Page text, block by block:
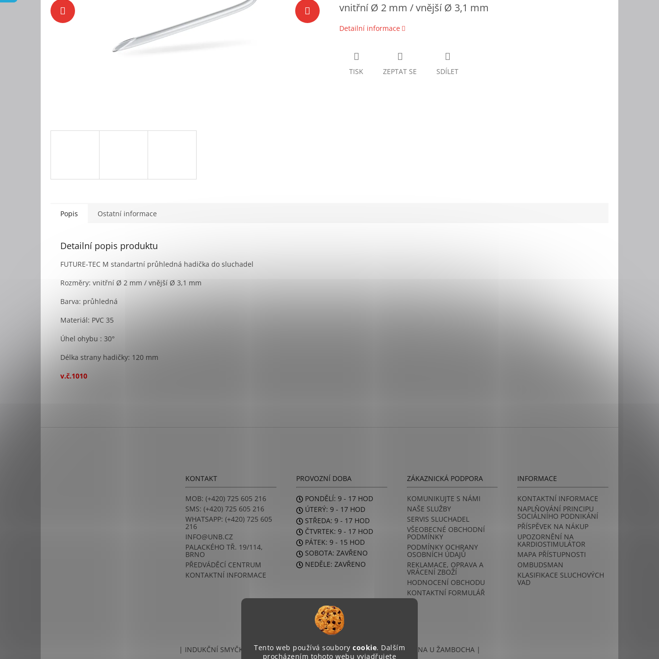
Tento web používá soubory cookie. Dalším
procházením tohoto webu vyjadřujete
vnitřní Ø 2 mm / vnější Ø 3,1 mm
Detailní informace
TISK ZEPTAT SE SDÍLET
Popis Ostatní informace
Detailní popis produktu
FUTURE-TEC M standartní průhledná hadička do sluchadel
Rozměry: vnitřní Ø 2 mm / vnější Ø 3,1 mm
Barva: průhledná
Materiál: PVC 35
Úhel ohybu : 30°
Délka strany hadičky: 120 mm
v.č.1010
KONTAKT
MOB: (+420) 725 605 216
SMS: (+420) 725 605 216
WHATSAPP: (+420) 725 605
216
INFO@UNB.CZ
PALACKÉHO TŘ. 19/114,
BRNO
PŘEDVÁDĚCÍ CENTRUM
KONTAKTNÍ INFORMACE
PROVOZNÍ DOBA
PONDĚLÍ: 9 - 17 HOD
ÚTERÝ: 9 - 17 HOD
STŘEDA: 9 - 17 HOD
ČTVRTEK: 9 - 17 HOD
PÁTEK: 9 - 15 HOD
SOBOTA: ZAVŘENO
NEDĚLE: ZAVŘENO
ZÁKAZNICKÁ PODPORA
KOMUNIKUJTE S NÁMI
NAŠE SLUŽBY
SERVIS SLUCHADEL
VŠEOBECNÉ OBCHODNÍ
PODMÍNKY
PODMÍNKY OCHRANY
OSOBNÍCH ÚDAJŮ
REKLAMACE, OPRAVA A
VRÁCENÍ ZBOŽÍ
HODNOCENÍ OBCHODU
KONTAKTNÍ FORMULÁŘ
INFORMACE
KONTAKTNÍ INFORMACE
NAPLŇOVÁNÍ PRINCIPU
SOCIÁLNÍHO PODNIKÁNÍ
PŘÍSPĚVEK NA NÁKUP
UPOZORNĚNÍ NA
KARDIOSTIMULÁTOR
MAPA PŘÍSTUPNOSTI
OMBUDSMAN
KLASIFIKACE SLUCHOVÝCH
VAD
| INDUKČNÍ SMYČKY | AURACAST | UNIE NESLYŠÍCÍCH BRNO | KAVÁRNA U ŽAMBOCHA |